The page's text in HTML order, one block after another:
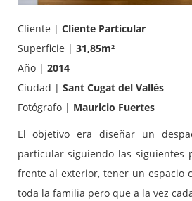
Cliente | Cliente Particular
Superficie | 31,85m²
Año | 2014
Ciudad | Sant Cugat del Vallès
Fotógrafo | Mauricio Fuertes
El objetivo era diseñar un
particular siguiendo las siguientes
frente al exterior, tener un espacio
toda la familia pero que a la vez